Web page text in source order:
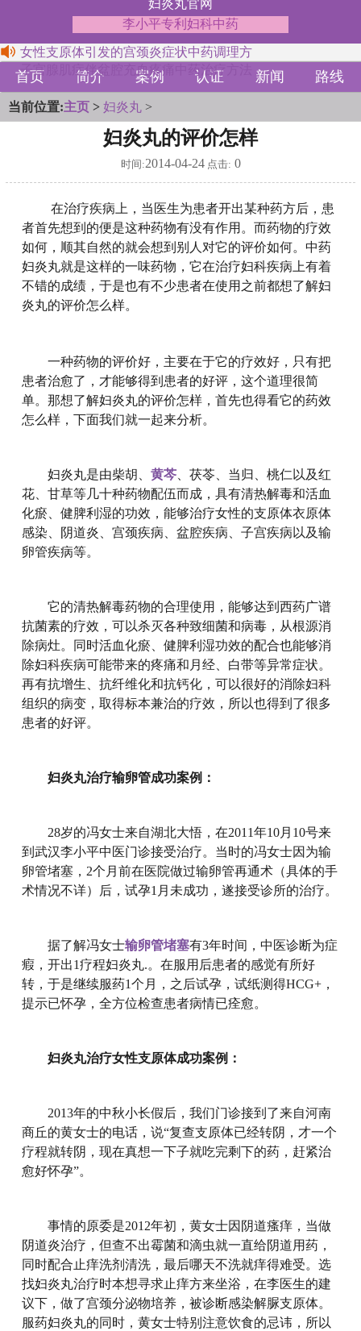
妇炎丸官网
李小平专利妇科中药
女性支原体引发的宫颈炎症状中药调理方
子宫腺肌症伴盆腔充血疼痛中药治疗方法
首页 简介 案例 认证 新闻 路线
当前位置:主页 > 妇炎丸 >
妇炎丸的评价怎样
时间:2014-04-24点击: 0
在治疗疾病上，当医生为患者开出某种药方后，患
者首先想到的便是这种药物有没有作用。而药物的疗效
如何，顺其自然的就会想到别人对它的评价如何。中药
妇炎丸就是这样的一味药物，它在治疗妇科疾病上有着
不错的成绩，于是也有不少患者在使用之前都想了解妇
炎丸的评价怎么样。
一种药物的评价好，主要在于它的疗效好，只有把
患者治愈了，才能够得到患者的好评，这个道理很简
单。那想了解妇炎丸的评价怎样，首先也得看它的药效
怎么样，下面我们就一起来分析。
妇炎丸是由柴胡、 黄芩、茯苓、当归、桃仁以及红
花、甘草等几十种药物配伍而成，具有清热解毒和活血
化瘀、健脾利湿的功效，能够治疗女性的支原体衣原体
感染、阴道炎、宫颈疾病、盆腔疾病、子宫疾病以及输
卵管疾病等。
它的清热解毒药物的合理使用，能够达到西药广谱
抗菌素的疗效，可以杀灭各种致细菌和病毒，从根源消
除病灶。同时活血化瘀、健脾利湿功效的配合也能够消
除妇科疾病可能带来的疼痛和月经、白带等异常症状。
再有抗增生、抗纤维化和抗钙化，可以很好的消除妇科
组织的病变，取得标本兼治的疗效，所以也得到了很多
患者的好评。
妇炎丸治疗输卵管成功案例：
28岁的冯女士来自湖北大悟，在2011年10月10号来
到武汉李小平中医门诊接受治疗。当时的冯女士因为输
卵管堵塞，2个月前在医院做过输卵管再通术（具体的手
术情况不详）后，试孕1月未成功，遂接受诊所的治疗。
据了解冯女士输卵管堵塞有3年时间，中医诊断为症
瘕，开出1疗程妇炎丸.。在服用后患者的感觉有所好
转，于是继续服药1个月，之后试孕，试纸测得HCG+，
提示已怀孕，全方位检查患者病情已痊愈。
妇炎丸治疗女性支原体成功案例：
2013年的中秋小长假后，我们门诊接到了来自河南
商丘的黄女士的电话，说“复查支原体已经转阴，才一个
疗程就转阴，现在真想一下子就吃完剩下的药，赶紧治
愈好怀孕”。
事情的原委是2012年初，黄女士因阴道瘙痒，当做
阴道炎治疗，但查不出霉菌和滴虫就一直给阴道用药，
同时配合止痒洗剂清洗，最后哪天不洗就痒得难受。选
找妇炎丸治疗时本想寻求止痒方来坐浴，在李医生的建
议下，做了宫颈分泌物培养，被诊断感染解脲支原体。
服药妇炎丸的同时，黄女士特别注意饮食的忌讳，所以